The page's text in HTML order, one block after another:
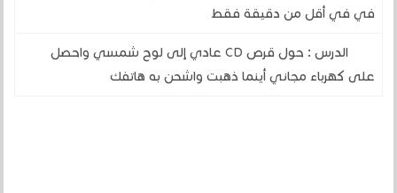
في في أقل من دقيقة فقط
الدرس : حول قرص CD عادي إلى لوح شمسي واحصل
على كهرباء مجاني أينما ذهبت واشحن به هاتفك